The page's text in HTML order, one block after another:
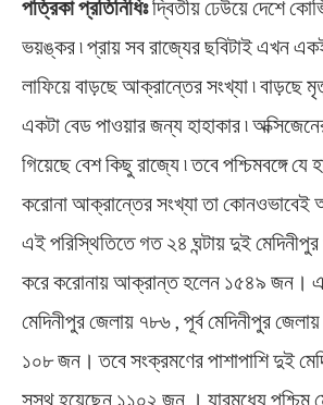
পত্রিকা প্রতিনিধিঃদ্বিতীয় ঢেউয়ে দেশে
ভয়ঙ্কর ৷ প্রায় সব রাজ্যের ছবিটাই এখন
লাফিয়ে বাড়ছে আক্রান্তের সংখ্যা ৷ বাড়ছে
একটা বেড পাওয়ার জন্য হাহাকার ৷
গিয়েছে বেশ কিছু রাজ্যে ৷ তবে পশ্চিমবঙ্গে যে
করোনা আক্রান্তের সংখ্যা তা কোনওভাবেই
এই পরিস্থিতিতে গত ২৪ ঘন্টায় দুই
করে করোনায় আক্রান্ত হলেন ১৫৪৯ জন।
মেদিনীপুর জেলায় ৭৮৬ , পূর্ব মেদিনীপুর
১০৮ জন। তবে সংক্রমণের পাশাপাশি দুই
সুস্থ হয়েছেন ১১০২ জন । যারমধ‍্যে পশ্চিম